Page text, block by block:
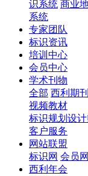
识系统 商业
系统
专家团队
标识资讯
培训中心
会员中心
学术刊物
全部 西利期刊
视频教材
标识规划设
客户服务
网站联盟
标识网 会员网
西利年会